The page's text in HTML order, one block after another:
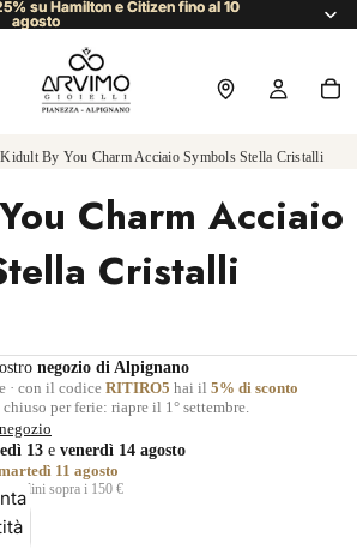
su Hamilton e Citizen fino al 10
agosto
su Hamilton e Citizen fino al 10
agosto
Kidult By You Charm Acciaio Symbols Stella Cristalli
Charm Acciaio
Cristalli
negozio di Alpignano
· con il codice RITIRO5 hai il 5% di sconto
chiuso per ferie: riapre il 1° settembre.
13 e venerdì 14 agosto
11 agosto
ordini sopra i 150 €